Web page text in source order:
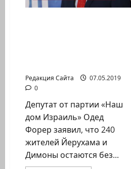
Редакция Сайта
07.05.2019
0
Депутат от партии «Наш
дом Израиль» Одед
Форер заявил, что 240
жителей Йерухама и
Димоны остаются без...